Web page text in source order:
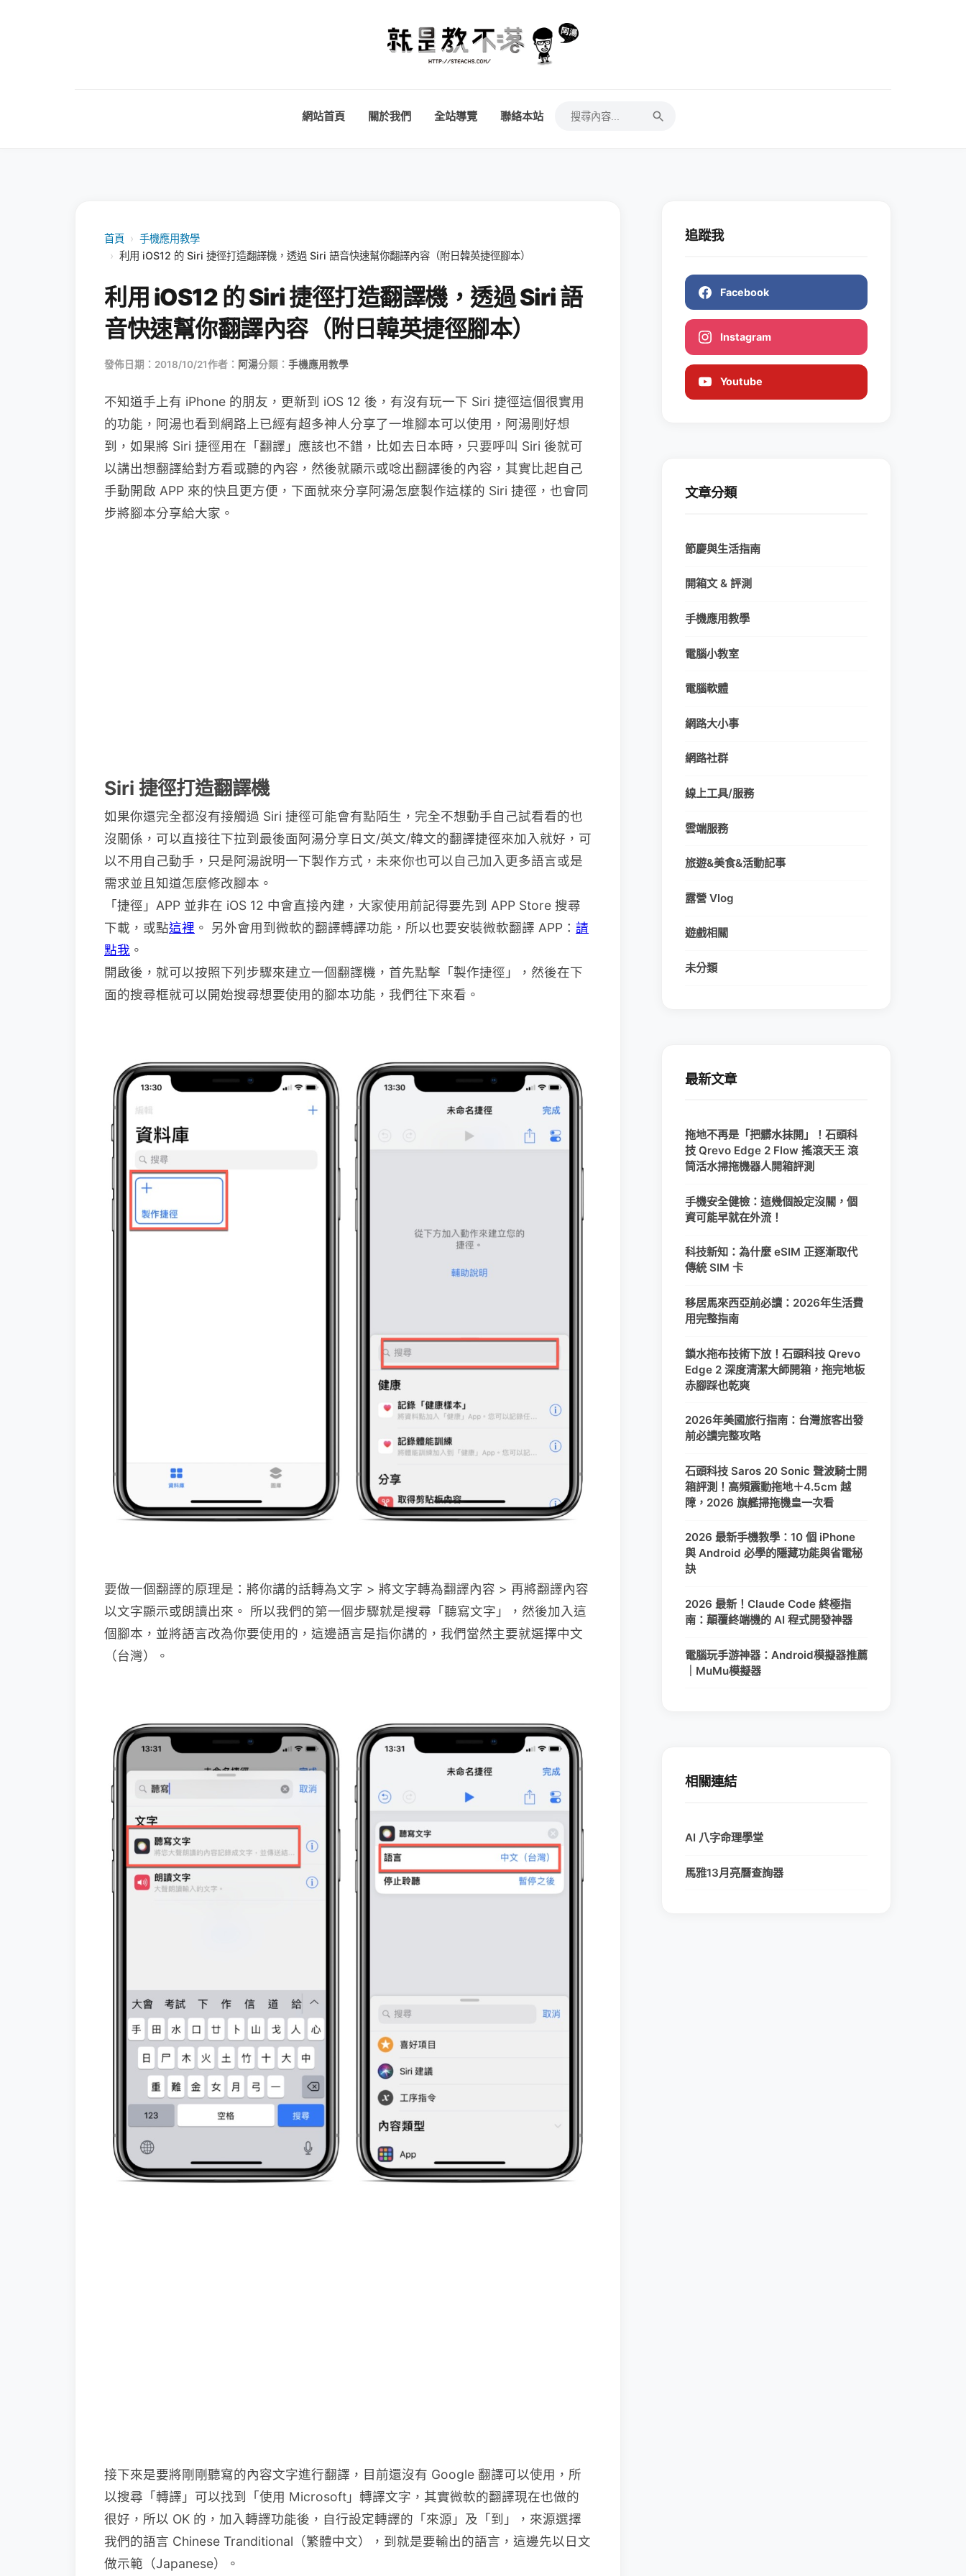
網站首頁 關於我們 全站導覽 聯絡本站
首頁 › 手機應用教學
› 利用 iOS12 的 Siri 捷徑打造翻譯機，透過 Siri 語音快速幫你翻譯內容（附日韓英捷徑腳本）
利用 iOS12 的 Siri 捷徑打造翻譯機，透過 Siri 語
音快速幫你翻譯內容（附日韓英捷徑腳本）
發佈日期：2018/10/21作者： 阿湯分類： 手機應用教學
不知道手上有 iPhone 的朋友，更新到 iOS 12 後，有沒有玩一下 Siri 捷徑這個很實用
的功能，阿湯也看到網路上已經有超多神人分享了一堆腳本可以使用，阿湯剛好想
到，如果將 Siri 捷徑用在「翻譯」應該也不錯，比如去日本時，只要呼叫 Siri 後就可
以講出想翻譯給對方看或聽的內容，然後就顯示或唸出翻譯後的內容，其實比起自己
手動開啟 APP 來的快且更方便，下面就來分享阿湯怎麼製作這樣的 Siri 捷徑，也會同
步將腳本分享給大家。
Siri 捷徑打造翻譯機
如果你還完全都沒有接觸過 Siri 捷徑可能會有點陌生，完全不想動手自己試看看的也
沒關係，可以直接往下拉到最後面阿湯分享日文/英文/韓文的翻譯捷徑來加入就好，可
以不用自己動手，只是阿湯說明一下製作方式，未來你也可以自己加入更多語言或是
需求並且知道怎麼修改腳本。
「捷徑」APP 並非在 iOS 12 中會直接內建，大家使用前記得要先到 APP Store 搜尋
下載，或點這裡 。 另外會用到微軟的翻譯轉譯功能，所以也要安裝微軟翻譯 APP： 請
點我 。
開啟後，就可以按照下列步驟來建立一個翻譯機，首先點擊「製作捷徑」，然後在下
面的搜尋框就可以開始搜尋想要使用的腳本功能，我們往下來看。
要做一個翻譯的原理是：將你講的話轉為文字 > 將文字轉為翻譯內容 > 再將翻譯內容
以文字顯示或朗讀出來。 所以我們的第一個步驟就是搜尋「聽寫文字」，然後加入這
個腳本，並將語言改為你要使用的，這邊語言是指你講的，我們當然主要就選擇中文
（台灣）。
接下來是要將剛剛聽寫的內容文字進行翻譯，目前還沒有 Google 翻譯可以使用，所
以搜尋「轉譯」可以找到「使用 Microsoft」轉譯文字，其實微軟的翻譯現在也做的
很好，所以 OK 的，加入轉譯功能後，自行設定轉譯的「來源」及「到」，來源選擇
我們的語言 Chinese Tranditional（繁體中文），到就是要輸出的語言，這邊先以日文
做示範（Japanese）。
追蹤我
Facebook
Instagram
Youtube
文章分類
節慶與生活指南
開箱文 & 評測
手機應用教學
電腦小教室
電腦軟體
網路大小事
網路社群
線上工具/服務
雲端服務
旅遊&美食&活動記事
露營 Vlog
遊戲相關
未分類
最新文章
拖地不再是「把髒水抹開」！石頭科
技 Qrevo Edge 2 Flow 搖滾天王 滾
筒活水掃拖機器人開箱評測
手機安全健檢：這幾個設定沒關，個
資可能早就在外流！
科技新知：為什麼 eSIM 正逐漸取代
傳統 SIM 卡
移居馬來西亞前必讀：2026年生活費
用完整指南
鎖水拖布技術下放！石頭科技 Qrevo
Edge 2 深度清潔大師開箱，拖完地板
赤腳踩也乾爽
2026年美國旅行指南：台灣旅客出發
前必讀完整攻略
石頭科技 Saros 20 Sonic 聲波騎士開
箱評測！高頻震動拖地＋4.5cm 越
障，2026 旗艦掃拖機皇一次看
2026 最新手機教學：10 個 iPhone
與 Android 必學的隱藏功能與省電秘
訣
2026 最新！Claude Code 終極指
南：顛覆終端機的 AI 程式開發神器
電腦玩手游神器：Android模擬器推薦
｜MuMu模擬器
相關連結
AI 八字命理學堂
馬雅13月亮曆查詢器